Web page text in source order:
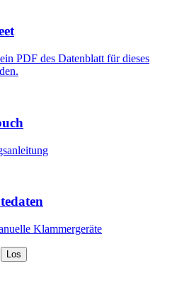
PDF des Datenblatt für dieses
Klammergeräte
Los